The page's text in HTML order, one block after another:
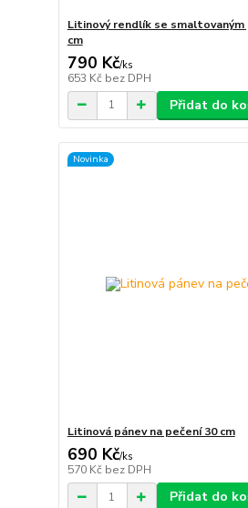
Litinový rendlík se smaltovaným
cm
790 Kč/ks
653 Kč bez DPH
Přidat do
Novinka
Litinová pánev na pečení 30 cm
690 Kč/ks
570 Kč bez DPH
Přidat do